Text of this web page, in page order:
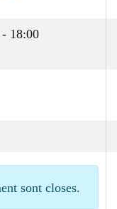
18:00
sont closes.